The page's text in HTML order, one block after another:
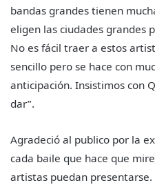
bandas grandes tienen
eligen las ciudades grandes
No es fácil traer a estos
sencillo pero se hace con
anticipación. Insistimos con
dar”.
Agradeció al publico por la
cada baile que hace que
artistas puedan